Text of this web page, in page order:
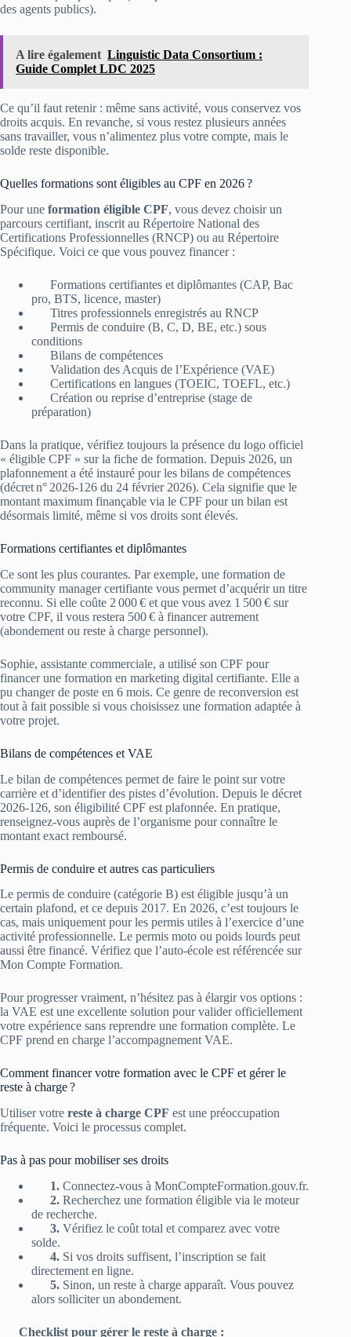
des agents publics).
A lire également Linguistic Data Consortium :
Guide Complet LDC 2025
Ce qu’il faut retenir : même sans activité, vous conservez vos
droits acquis. En revanche, si vous restez plusieurs années
sans travailler, vous n’alimentez plus votre compte, mais le
solde reste disponible.
Quelles formations sont éligibles au CPF en 2026 ?
Pour une formation éligible CPF, vous devez choisir un
parcours certifiant, inscrit au Répertoire National des
Certifications Professionnelles (RNCP) ou au Répertoire
Spécifique. Voici ce que vous pouvez financer :
Formations certifiantes et diplômantes (CAP, Bac
pro, BTS, licence, master)
Titres professionnels enregistrés au RNCP
Permis de conduire (B, C, D, BE, etc.) sous
conditions
Bilans de compétences
Validation des Acquis de l’Expérience (VAE)
Certifications en langues (TOEIC, TOEFL, etc.)
Création ou reprise d’entreprise (stage de
préparation)
Dans la pratique, vérifiez toujours la présence du logo officiel
« éligible CPF » sur la fiche de formation. Depuis 2026, un
plafonnement a été instauré pour les bilans de compétences
(décret n° 2026‑126 du 24 février 2026). Cela signifie que le
montant maximum finançable via le CPF pour un bilan est
désormais limité, même si vos droits sont élevés.
Formations certifiantes et diplômantes
Ce sont les plus courantes. Par exemple, une formation de
community manager certifiante vous permet d’acquérir un titre
reconnu. Si elle coûte 2 000 € et que vous avez 1 500 € sur
votre CPF, il vous restera 500 € à financer autrement
(abondement ou reste à charge personnel).
Sophie, assistante commerciale, a utilisé son CPF pour
financer une formation en marketing digital certifiante. Elle a
pu changer de poste en 6 mois. Ce genre de reconversion est
tout à fait possible si vous choisissez une formation adaptée à
votre projet.
Bilans de compétences et VAE
Le bilan de compétences permet de faire le point sur votre
carrière et d’identifier des pistes d’évolution. Depuis le décret
2026‑126, son éligibilité CPF est plafonnée. En pratique,
renseignez-vous auprès de l’organisme pour connaître le
montant exact remboursé.
Permis de conduire et autres cas particuliers
Le permis de conduire (catégorie B) est éligible jusqu’à un
certain plafond, et ce depuis 2017. En 2026, c’est toujours le
cas, mais uniquement pour les permis utiles à l’exercice d’une
activité professionnelle. Le permis moto ou poids lourds peut
aussi être financé. Vérifiez que l’auto-école est référencée sur
Mon Compte Formation.
Pour progresser vraiment, n’hésitez pas à élargir vos options :
la VAE est une excellente solution pour valider officiellement
votre expérience sans reprendre une formation complète. Le
CPF prend en charge l’accompagnement VAE.
Comment financer votre formation avec le CPF et gérer le
reste à charge ?
Utiliser votre reste à charge CPF est une préoccupation
fréquente. Voici le processus complet.
Pas à pas pour mobiliser ses droits
1. Connectez-vous à MonCompteFormation.gouv.fr.
2. Recherchez une formation éligible via le moteur
de recherche.
3. Vérifiez le coût total et comparez avec votre
solde.
4. Si vos droits suffisent, l’inscription se fait
directement en ligne.
5. Sinon, un reste à charge apparaît. Vous pouvez
alors solliciter un abondement.
Checklist pour gérer le reste à charge :